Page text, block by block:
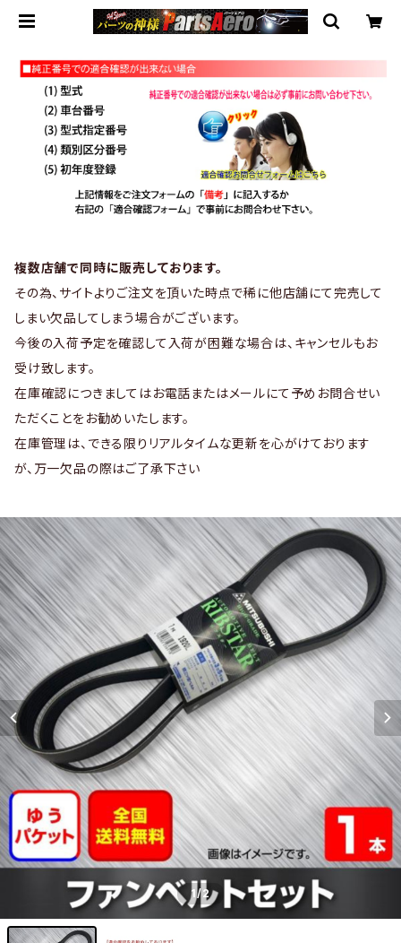
複数店舗で同時に販売しております。
その為、サイトよりご注文を頂いた時点で稀に他店舗にて完売して
しまい欠品してしまう場合がございます。
今後の入荷予定を確認して入荷が困難な場合は、キャンセルもお
受け致します。
在庫確認につきましてはお電話またはメールにて予めお問合せい
ただくことをお勧めいたします。
在庫管理は、できる限りリアルタイムな更新を心がけております
が、万一欠品の際はご了承下さい
1/2